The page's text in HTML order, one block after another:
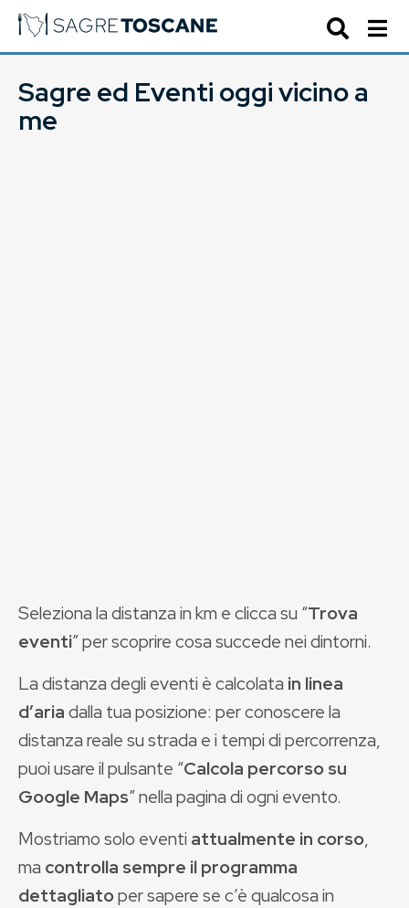
Sagre ed Eventi oggi vicino a
me
Seleziona la distanza in km e clicca su “Trova
eventi” per scoprire cosa succede nei dintorni.
La distanza degli eventi è calcolata in linea
d’ariadalla tua posizione: per conoscere la
distanza reale su strada e i tempi di percorrenza,
puoi usare il pulsante “Calcola percorso su
Google Maps” nella pagina di ogni evento.
Mostriamo solo eventi attualmente in corso,
ma controlla sempre il programma
dettagliatoper sapere se c’è qualcosa in